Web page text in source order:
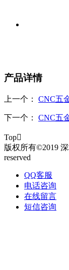
产品详情
上一个： CNC五
下一个： CNC五
Top
版权所有©2019
reserved
QQ客服
电话咨询
在线留言
短信咨询